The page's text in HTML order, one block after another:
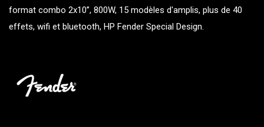
format combo 2x10’’, 800W, 15 modèles d'amplis, plus de 40
effets, wifi et bluetooth, HP Fender Special Design.